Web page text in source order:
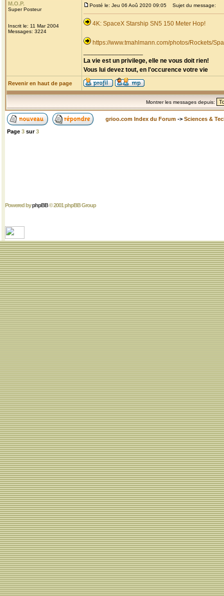
M.O.P.
Super Posteur
Inscrit le: 11 Mar 2004
Messages: 3224
Posté le: Jeu 06 Aoû 2020 09:05 Sujet du message:
4K: SpaceX Starship SN5 150 Meter Hop!
https://www.tmahlmann.com/photos/Rockets/
La vie est un privilege, elle ne vous doit rien!
Vous lui devez tout, en l'occurence votre vie
Revenir en haut de page
Montrer les messages depuis:
grioo.com Index du Forum -> Sciences &
Page 3 sur3
Powered byphpBB© 2001 phpBB Group